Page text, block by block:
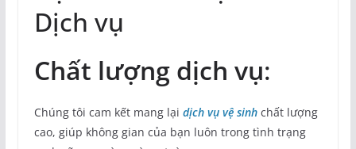
Dịch vụ
Chất lượng dịch vụ:
Chúng tôi cam kết mang lại dịch vụ vệ sinhchất lượng
cao, giúp không gian của bạn luôn trong tình trạng